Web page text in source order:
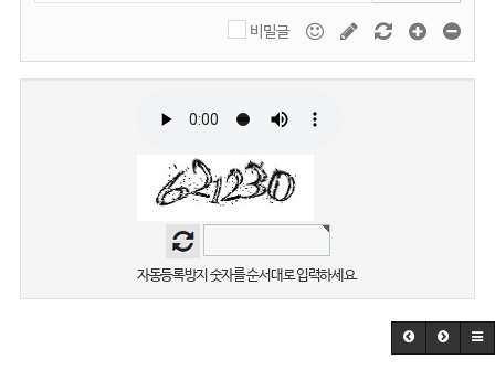
비밀글
자동등록방지 숫자를 순서대로 입력하세요.